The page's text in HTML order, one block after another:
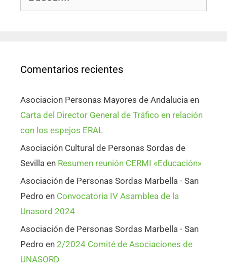
Comentarios recientes
Asociacion Personas Mayores de Andalucia en
Carta del Director General de Tráfico en relación
con los espejos ERAL
Asociación Cultural de Personas Sordas de
Sevilla en Resumen reunión CERMI «Educación»
Asociación de Personas Sordas Marbella - San
Pedro en Convocatoria IV Asamblea de la
Unasord 2024
Asociación de Personas Sordas Marbella - San
Pedro en 2/2024 Comité de Asociaciones de
UNASORD